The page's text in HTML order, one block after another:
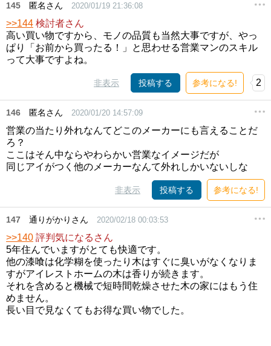
145 匿名さん 2020/01/19 21:36:08
>>144 検討者さん
高い買い物ですから、モノの品質も当然大事ですが、やっ
ぱり「お前から買ったる！」と思わせる営業マンのスキル
って大事ですよね。
非表示 投稿する 参考になる! 2
146 匿名さん 2020/01/20 14:57:09
営業の当たり外れなんてどこのメーカーにも言えることだ
ろ？
ここはそん中ならやわらかい営業なイメージだが
同じアイがつく他のメーカーなんて外れしかいないしな
非表示 投稿する 参考になる!
147 通りがかりさん 2020/02/18 00:03:53
>>140 評判気になるさん
5年住んでいますがとても快適です。
他の漆喰は化学糊を使ったり木はすぐに臭いがなくなりま
すがアイレストホームの木は香りが続きます。
それを含めると機械で短時間乾燥させた木の家にはもう住
めません。
長い目で見なくてもお得な買い物でした。